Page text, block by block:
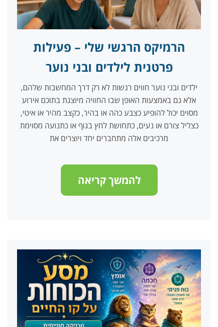
הרמיקס הרגשי שלי – פעילות
פרטנית לילדים ובני נוער
ילדים ובני נוער חווים רגשות לא רק דרך המחשבות שלהם,
אלא גם באמצעות האופן שבו החוויה מיוצגת בתוכם אירוע
מסוים יכול להופיע כצבע כהה או בהיר, כקצב מהיר או איטי,
כצליל צורם או נעים, כתחושת לחץ בגוף או כתנועה מסוימת
מרכיבים אלה מתחברים יחד ויוצרים את
להמשך קריאה